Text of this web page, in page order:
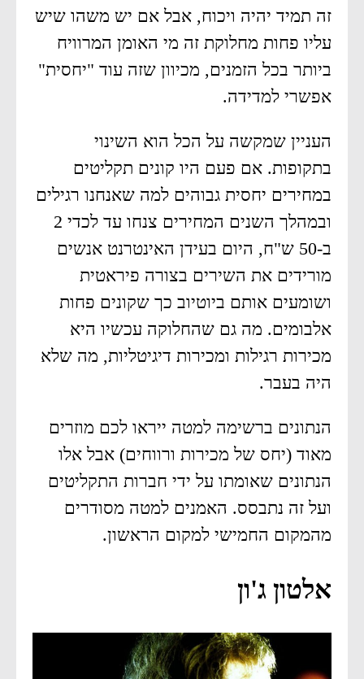
זה תמיד יהיה ויכוח, אבל אם יש משהו שיש
עליו פחות מחלוקת זה מי האומן המרוויח
ביותר בכל הזמנים, מכיוון שזה עוד "יחסית"
אפשרי למדידה.
העניין שמקשה על הכל הוא השינוי
בתקופות. אם פעם היו קונים תקליטים
במחירים יחסית גבוהים למה שאנחנו רגילים
ובמהלך השנים המחירים צנחו עד לכדי 2
ב-50 ש"ח, היום בעידן האינטרנט אנשים
מורידים את השירים בצורה פיראטית
ושומעים אותם ביוטיוב כך שקונים פחות
אלבומים. מה גם שהחלוקה עכשיו היא
מכירות רגילות ומכירות דיגיטליות, מה שלא
היה בעבר.
הנתונים ברשימה למטה ייראו לכם מוזרים
מאוד (יחס של מכירות ורווחים) אבל אלו
הנתונים שאומתו על ידי חברות התקליטים
ועל זה נתבסס. האמנים למטה מסודרים
מהמקום החמישי למקום הראשון.
אלטון ג'ון